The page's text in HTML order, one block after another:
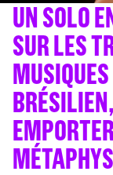
UN SOLO
SUR LES